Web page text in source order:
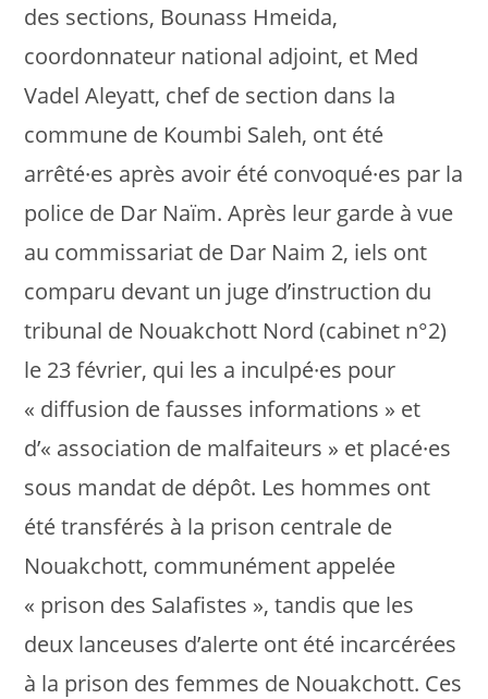
des sections, Bounass Hmeida,
coordonnateur national adjoint, et Med
Vadel Aleyatt, chef de section dans la
commune de Koumbi Saleh, ont été
arrêté·es après avoir été convoqué·es par la
police de Dar Naïm. Après leur garde à vue
au commissariat de Dar Naim 2, iels ont
comparu devant un juge d’instruction du
tribunal de Nouakchott Nord (cabinet n°2)
le 23 février, qui les a inculpé·es pour
« diffusion de fausses informations » et
d’« association de malfaiteurs » et placé·es
sous mandat de dépôt. Les hommes ont
été transférés à la prison centrale de
Nouakchott, communément appelée
« prison des Salafistes », tandis que les
deux lanceuses d’alerte ont été incarcérées
à la prison des femmes de Nouakchott. Ces